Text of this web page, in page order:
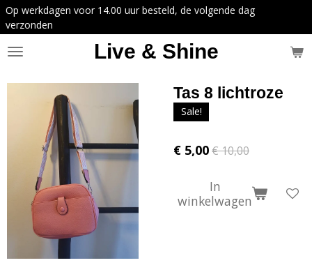
Ga
direct
de
Live & Shine
uur besteld, de volgende dag
Tas 8 lichtroze
Sale!
€ 5,00€ 10,00
In
winkelwagen